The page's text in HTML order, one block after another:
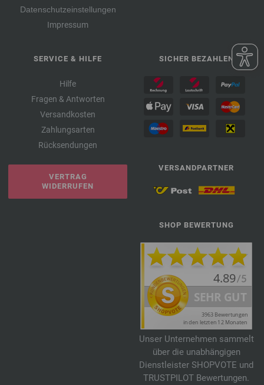
Datenschutzeinstellungen
Impressum
SERVICE & HILFE
Hilfe
Fragen & Antworten
Versandkosten
Zahlungsarten
Rücksendungen
VERTRAG
WIDERRUFEN
SICHER BEZAHLEN
VERSANDPARTNER
SHOP BEWERTUNG
Unser Unternehmen sammelt
über die unabhängigen
Dienstleister SHOPVOTE und
TRUSTPILOT Bewertungen.